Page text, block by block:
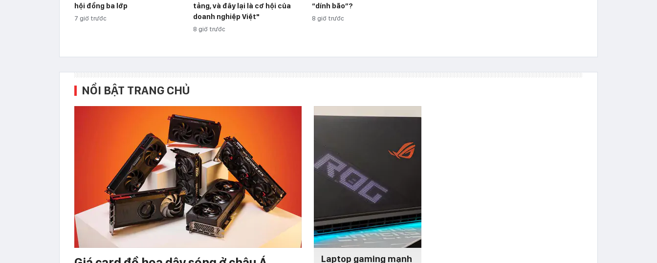
hội đồng ba lớp
7 giờ trước
tảng, và đây lại là cơ hội của
doanh nghiệp Việt"
8 giờ trước
“dính bão”?
8 giờ trước
NỔI BẬT TRANG CHỦ
Laptop gaming mạnh